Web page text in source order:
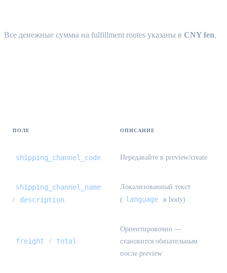
Все денежные суммы на fulfillment routes указаны в CNY fen.
ПОЛЕ ОПИСАНИЕ
shipping_channel_code Передавайте в preview/create
shipping_channel_name
/ description
Локализованный текст
( language в body)
freight / total
Ориентировочно —
становится обязательным
после preview